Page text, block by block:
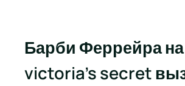
Барби Феррейра на
victoria’s secret